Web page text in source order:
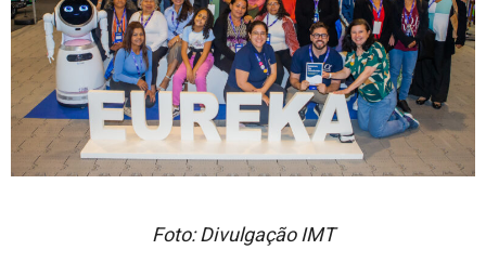
Foto: Divulgação IMT